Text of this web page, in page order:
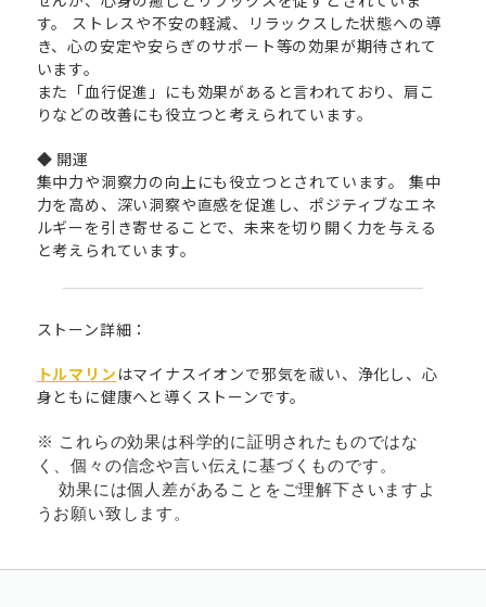
す。 ストレスや不安の軽減、リラックスした状態への導
き、心の安定や安らぎのサポート等の効果が期待されて
います。
また「血行促進」にも効果があると言われており、肩こ
りなどの改善にも役立つと考えられています。
◆ 開運
集中力や洞察力の向上にも役立つとされています。 集中
力を高め、深い洞察や直感を促進し、ポジティブなエネ
ルギーを引き寄せることで、未来を切り開く力を与える
と考えられています。
ストーン詳細：
トルマリン はマイナスイオンで邪気を祓い、浄化し、心
身ともに健康へと導くストーンです。
※ これらの効果は科学的に証明されたものではな
く、個々の信念や言い伝えに基づくものです。
効果には個人差があることをご理解下さいますよ
うお願い致します。